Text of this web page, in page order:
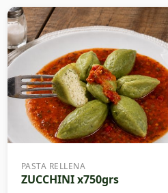
PASTA RELLENA
ZUCCHINI x750grs